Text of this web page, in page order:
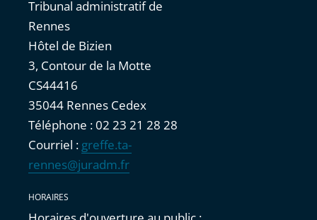
Tribunal administratif de
Rennes
Hôtel de Bizien
3, Contour de la Motte
CS44416
35044 Rennes Cedex
Téléphone : 02 23 21 28 28
Courriel : greffe.ta-
rennes@juradm.fr
HORAIRES